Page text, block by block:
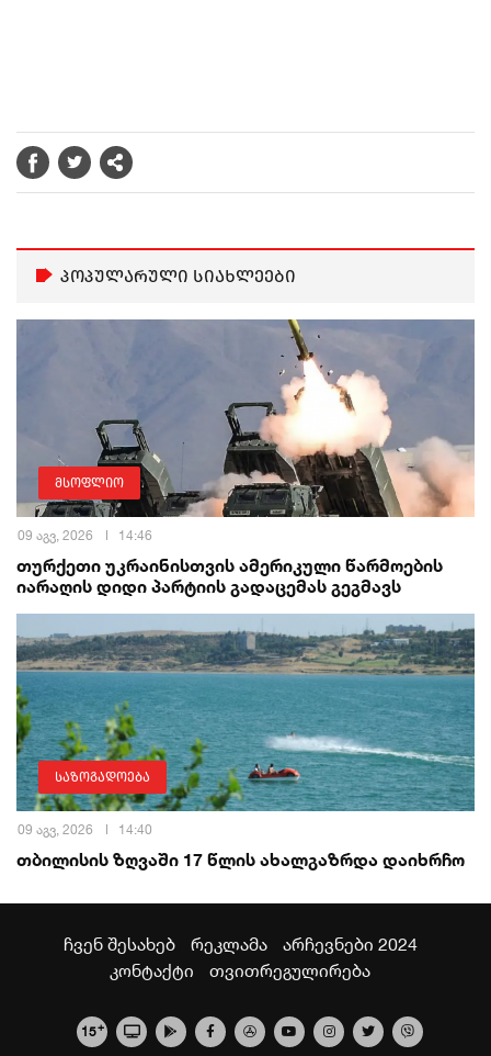
პოპულარული სიახლეები
მსოფლიო
09 აგვ, 2026 14:46
თურქეთი უკრაინისთვის ამერიკული წარმოების
იარაღის დიდი პარტიის გადაცემას გეგმავს
საზოგადოება
09 აგვ, 2026 14:40
თბილისის ზღვაში 17 წლის ახალგაზრდა დაიხრჩო
ჩვენ შესახებ რეკლამა
არჩევნები 2024
კონტაქტი
თვითრეგულირება
15+